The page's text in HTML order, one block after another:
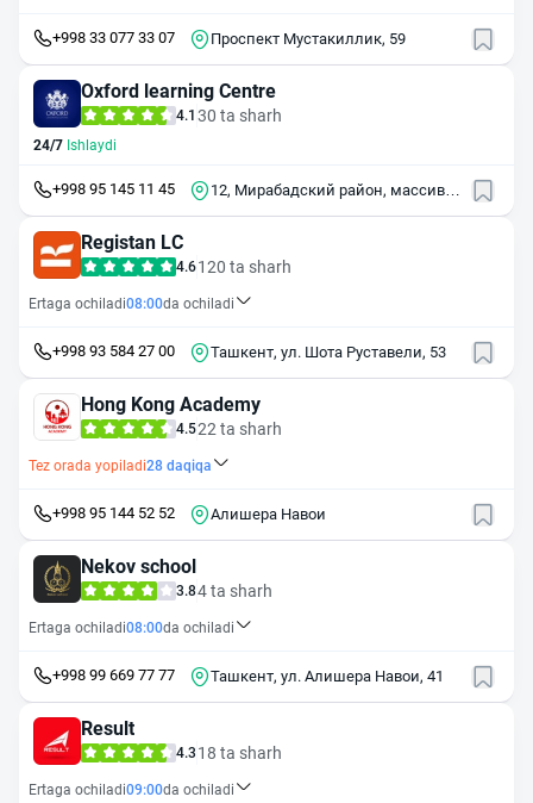
+998 33 077 33 07 Проспект Мустакиллик, 59
Oxford learning Centre
4.1 30 ta sharh
24/7 Ishlaydi
+998 95 145 11 45
12, Мирабадский район, массив
Registan LC
4.6120 ta sharh
Ertaga ochiladi08:00da ochiladi
+998 93 584 27 00 Ташкент, ул. Шота Руставели, 53
Hong Kong Academy
4.522 ta sharh
Tez orada yopiladi28 daqiqa
+998 95 144 52 52 Алишера Навои
Nekov school
3.84 ta sharh
Ertaga ochiladi08:00da ochiladi
+998 99 669 77 77 Ташкент, ул. Алишера Навои, 41
Result
4.3 18 ta sharh
Ertaga ochiladi09:00da ochiladi